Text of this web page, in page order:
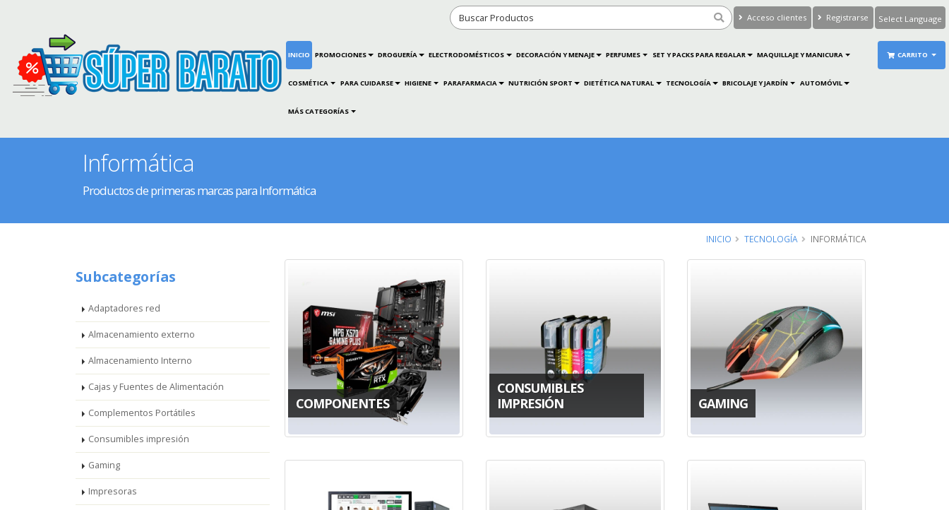
Acceso clientes Registrarse
Translate
INICIO PROMOCIONES DROGUERÍA ELECTRODOMÉSTICOS DECORACIÓN Y MENAJE PERFUMES SET Y PACKS PARA REGALAR MAQUILLAJE Y MANICURA
COSMÉTICA PARA CUIDARSE HIGIENE PARAFARMACIA NUTRICIÓN SPORT DIETÉTICA NATURAL TECNOLOGÍA BRICOLAJE Y JARDÍN AUTOMÓVIL
MÁS CATEGORÍAS
CARRITO
Informática
Productos de primeras marcas para Informática
INICIO TECNOLOGÍA INFORMÁTICA
Subcategorías
Adaptadores red
Almacenamiento externo
Almacenamiento Interno
Cajas y Fuentes de Alimentación
Complementos Portátiles
Consumibles impresión
Gaming
Impresoras
COMPONENTES
CONSUMIBLES
IMPRESIÓN
GAMING